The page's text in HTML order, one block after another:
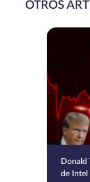
OTROS
Donald
de Intel